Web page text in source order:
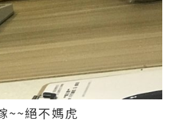
~~絕不媽虎